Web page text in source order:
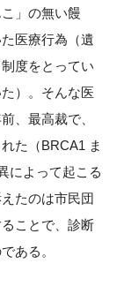
」の無い饅
医療行為（遺
度をとってい
）。そんな医
、最高裁で、
た（BRCA1 ま
によって起こる
たのは市民団
ことで、診断
ある。